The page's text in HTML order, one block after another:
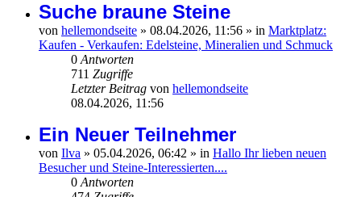
Suche braune Steine
von hellemondseite » 08.04.2026, 11:56 » in Marktplatz:
Kaufen - Verkaufen: Edelsteine, Mineralien und Schmuck
0 Antworten
711 Zugriffe
Letzter Beitrag von hellemondseite
08.04.2026, 11:56
Ein Neuer Teilnehmer
von Ilva » 05.04.2026, 06:42 » in Hallo Ihr lieben neuen
Besucher und Steine-Interessierten....
0 Antworten